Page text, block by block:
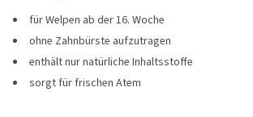
für Welpen ab der 16. Woche
ohne Zahnbürste aufzutragen
enthält nur natürliche Inhaltsstoffe
sorgt für frischen Atem